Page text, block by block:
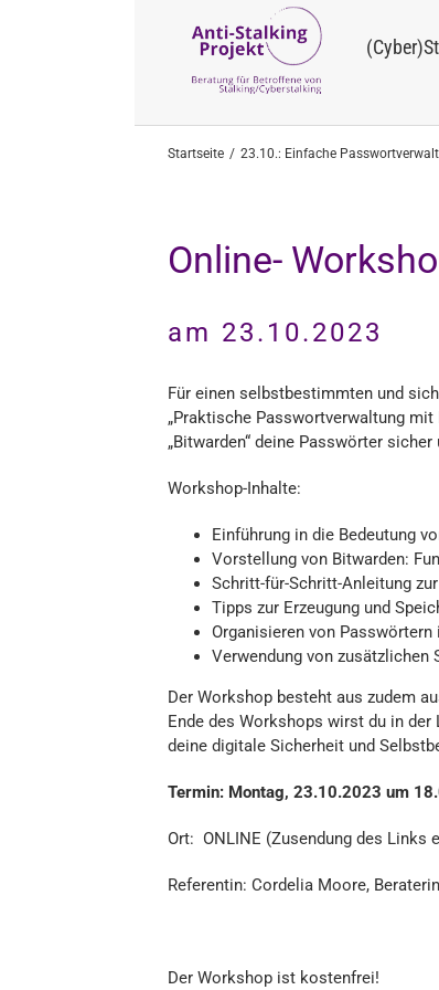
Startseite 23.10.: Einfache
Online-
am 23.10.2023
Für einen selbstbestimmten und
„Praktische Passwortverwaltung
„Bitwarden“ deine Passwörter
Workshop-Inhalte:
Einführung in die Bedeutung
Vorstellung von Bitwarden:
Schritt-für-Schritt-Anleitung
Tipps zur Erzeugung und
Organisieren von Passwörtern
Verwendung von
Der Workshop besteht aus zudem
Ende des Workshops wirst du in
deine digitale Sicherheit und
Termin: Montag, 23.10.2023 um
Ort: ONLINE (Zusendung des Links
Referentin: Cordelia Moore,
Der Workshop ist kostenfrei!